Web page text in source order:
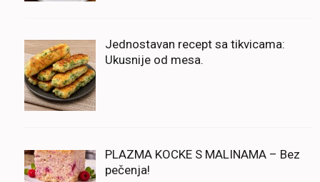
Jednostavan recept sa tikvicama:
Ukusnije od mesa.
PLAZMA KOCKE S MALINAMA – Bez
pečenja!